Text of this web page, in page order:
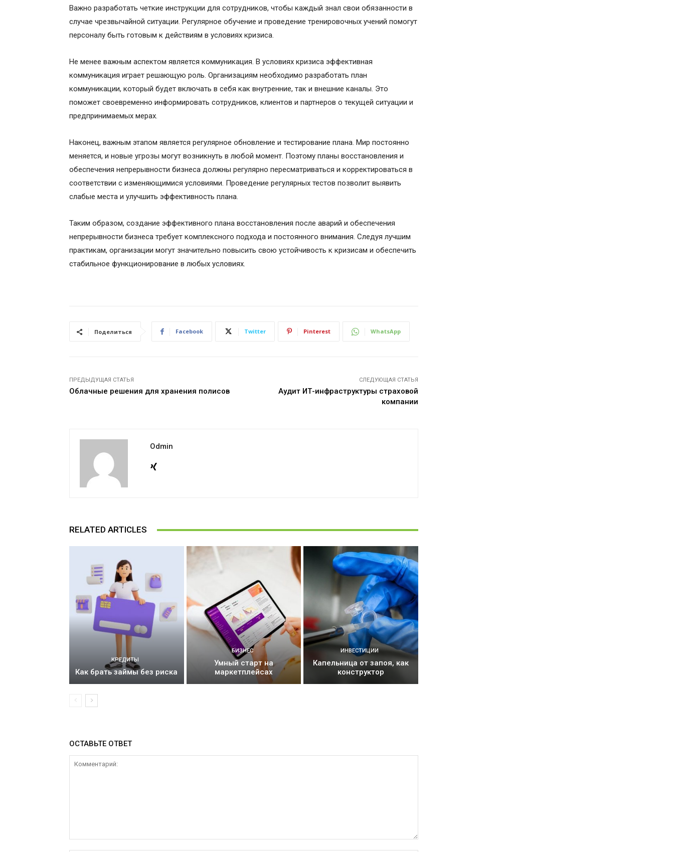
Важно разработать четкие инструкции для сотрудников, чтобы каждый знал свои обязанности в
случае чрезвычайной ситуации. Регулярное обучение и проведение тренировочных учений помогут
персоналу быть готовым к действиям в условиях кризиса.
Не менее важным аспектом является коммуникация. В условиях кризиса эффективная
коммуникация играет решающую роль. Организациям необходимо разработать план
коммуникации, который будет включать в себя как внутренние, так и внешние каналы. Это
поможет своевременно информировать сотрудников, клиентов и партнеров о текущей ситуации и
предпринимаемых мерах.
Наконец, важным этапом является регулярное обновление и тестирование плана. Мир постоянно
меняется, и новые угрозы могут возникнуть в любой момент. Поэтому планы восстановления и
обеспечения непрерывности бизнеса должны регулярно пересматриваться и корректироваться в
соответствии с изменяющимися условиями. Проведение регулярных тестов позволит выявить
слабые места и улучшить эффективность плана.
Таким образом, создание эффективного плана восстановления после аварий и обеспечения
непрерывности бизнеса требует комплексного подхода и постоянного внимания. Следуя лучшим
практикам, организации могут значительно повысить свою устойчивость к кризисам и обеспечить
стабильное функционирование в любых условиях.
Поделиться Facebook Twitter Pinterest WhatsApp
ПРЕДЫДУЩАЯ СТАТЬЯ
Облачные решения для хранения полисов
СЛЕДУЮЩАЯ СТАТЬЯ
Аудит ИТ-инфраструктуры страховой
компании
Odmin
RELATED ARTICLES
КРЕДИТЫ
Как брать займы без риска
БИЗНЕС
Умный старт на
маркетплейсах
ИНВЕСТИЦИИ
Капельница от запоя, как
конструктор
ОСТАВЬТЕ ОТВЕТ